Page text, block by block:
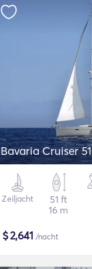
Bavaria Cruiser 51
Zeiljacht
51 ft
16 m
$2,641 /nacht